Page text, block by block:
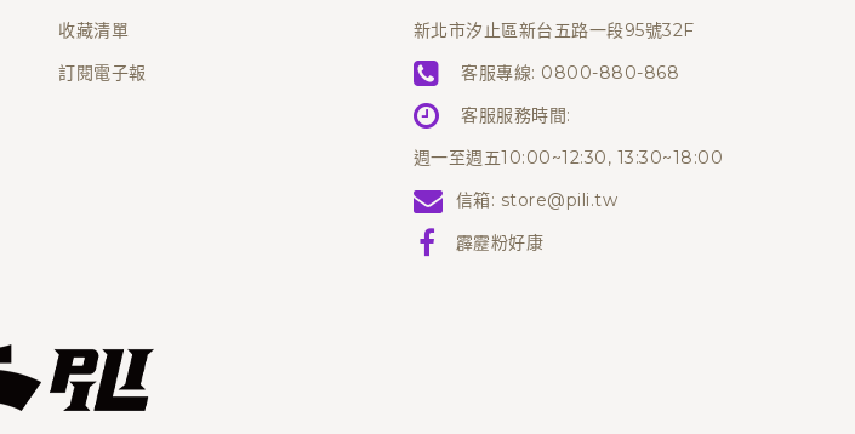
收藏清單
訂閱電子報
新北市汐止區新台五路一段95號32F
客服專線: 0800-880-868
客服服務時間:
週一至週五10:00~12:30, 13:30~18:00
信箱: store@pili.tw
霹靂粉好康